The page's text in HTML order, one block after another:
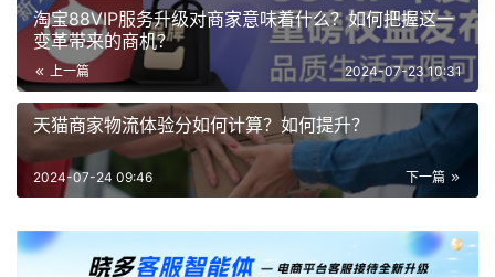
淘宝88VIP服务升级对商家意味着什么？如何把握这一
变革带来的商机？
上一篇 2024-07-23 10:31
天猫商家物流体验分如何计算？如何提升？
下一篇
2024-07-24 09:46